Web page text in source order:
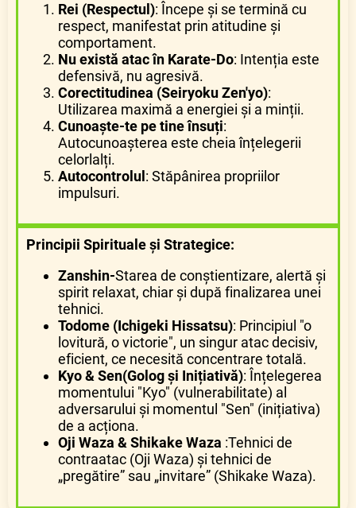
Rei (Respectul): Începe și se termină cu
respect, manifestat prin atitudine și
comportament.
Nu există atac în Karate-Do: Intenția este
defensivă, nu agresivă.
Corectitudinea (Seiryoku Zen'yo):
Utilizarea maximă a energiei și a minții.
Cunoaște-te pe tine însuți:
Autocunoașterea este cheia înțelegerii
celorlalți.
Autocontrolul : Stăpânirea propriilor
impulsuri.
Principii Spirituale și Strategice:
Zanshin-Starea de conștientizare, alertă și
spirit relaxat, chiar și după finalizarea unei
tehnici.
Todome (Ichigeki Hissatsu): Principiul "o
lovitură, o victorie", un singur atac decisiv,
eficient, ce necesită concentrare totală.
Kyo & Sen(Golog și Inițiativă): Înțelegerea
momentului "Kyo" (vulnerabilitate) al
adversarului și momentul "Sen" (inițiativa)
de a acționa.
Oji Waza & Shikake Waza :Tehnici de
contraatac (Oji Waza) și tehnici de
„pregătire” sau „invitare” (Shikake Waza).